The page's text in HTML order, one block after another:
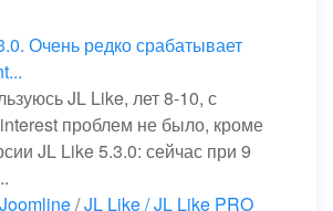
Очень редко срабатывает
JL Like, лет 8-10, с
проблем не было, кроме
JL Like 5.3.0: сейчас при 9
/JL Like / JL Like PRO